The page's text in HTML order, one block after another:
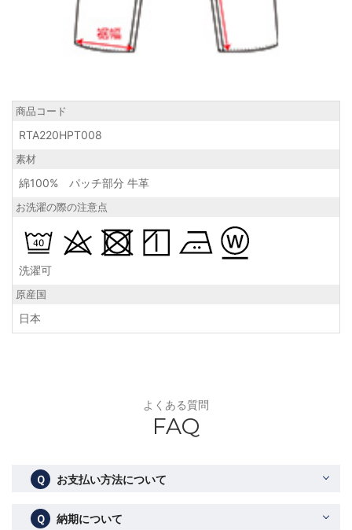
商品コード
RTA220HPT008
素材
綿100% パッチ部分 牛革
お洗濯の際の注意点
洗濯可
原産国
日本
よくある質問
FAQ
Ｑ お支払い方法について
Ｑ 納期について